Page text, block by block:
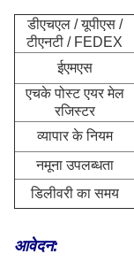
डीएचएल / यूपीएस /
टीएनटी / FEDEX
ईएमएस
एचके पोस्ट एयर मेल
रजिस्टर
व्यापार के नियम
नमूना उपलब्धता
डिलीवरी का समय
आवेदन: